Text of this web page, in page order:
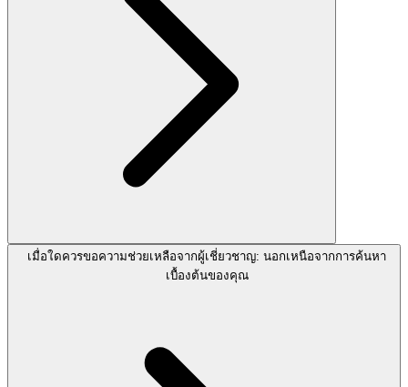
เมื่อใดควรขอความช่วยเหลือจากผู้เชี่ยวชาญ: นอกเหนือจากการค้นหา
เบื้องต้นของคุณ